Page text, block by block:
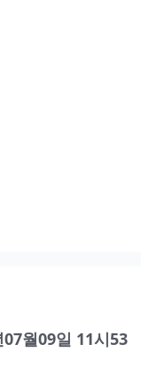
월09일 11시53